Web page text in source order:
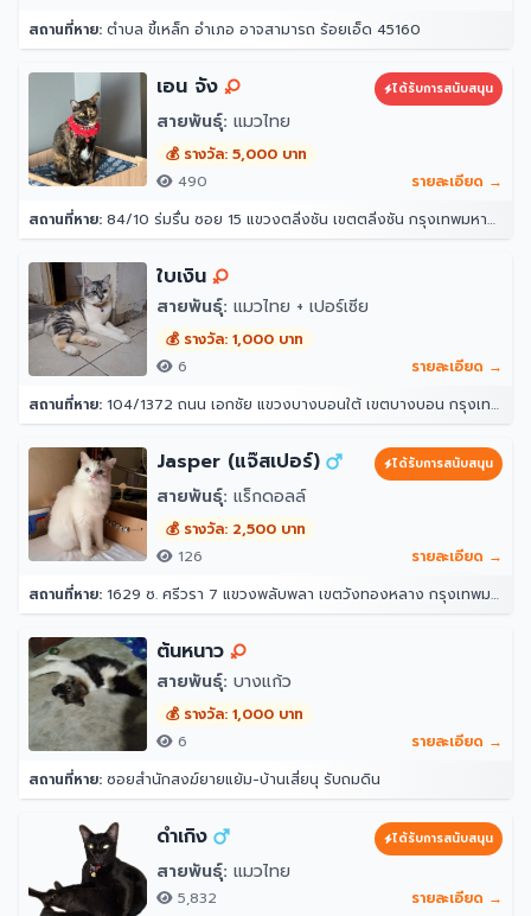
สถานที่หาย: ตำบล ขี้เหล็ก อำเภอ อาจสามารถ ร้อยเอ็ด 45160
เอน จัง ได้รับการสนับสนุน
สายพันธุ์: แมวไทย
💰 รางวัล: 5,000 บาท
490
รายละเอียด →
สถานที่หาย: 84/10 ร่มรื่น ซอย 15 แขวงตลิ่งชัน เขตตลิ่งชัน กรุงเทพมหานคร 10170
ใบเงิน
สายพันธุ์: แมวไทย + เปอร์เซีย
💰 รางวัล: 1,000 บาท
6
รายละเอียด →
สถานที่หาย: 104/1372 ถนน เอกชัย แขวงบางบอนใต้ เขตบางบอน กรุงเทพมหานคร 10150
Jasper (แจ๊สเปอร์) ได้รับการสนับสนุน
สายพันธุ์: แร็กดอลล์
💰 รางวัล: 2,500 บาท
126
รายละเอียด →
สถานที่หาย: 1629 ซ. ศรีวรา 7 แขวงพลับพลา เขตวังทองหลาง กรุงเทพมหานคร 10312
ต้นหนาว
สายพันธุ์: บางแก้ว
💰 รางวัล: 1,000 บาท
6
รายละเอียด →
สถานที่หาย: ซอยสำนักสงฆ์ยายแย้ม-บ้านเสี่ยนุ รับถมดิน
ดำเกิง ได้รับการสนับสนุน
สายพันธุ์: แมวไทย
5,832 รายละเอียด →